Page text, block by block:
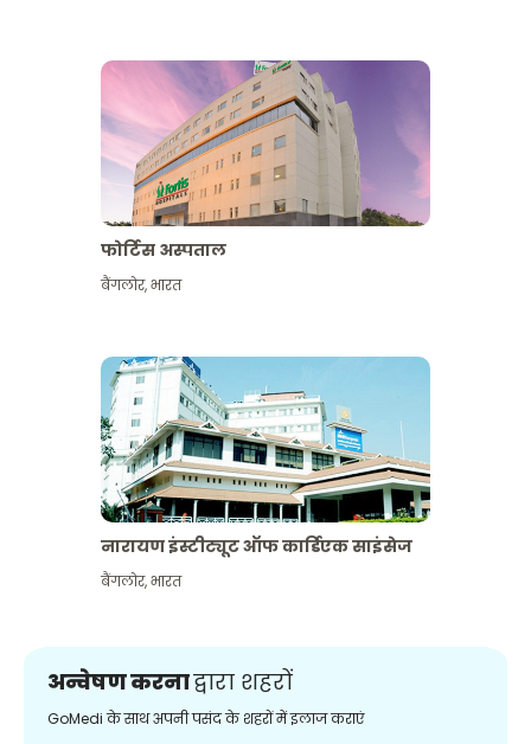
फोर्टिस अस्पताल
बैंगलोर,भारत
नारायण इंस्टीट्यूट ऑफ कार्डिएक साइंसेज
बैंगलोर,भारत
अन्वेषण करनाद्वारा शहरों
GoMedi के साथ अपनी पसंद के शहरों में इलाज कराएं